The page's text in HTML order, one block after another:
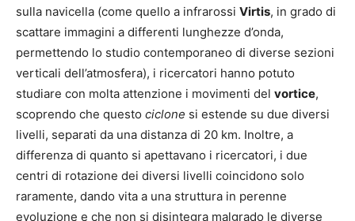
sulla navicella (come quello a infrarossi Virtis, in grado di
scattare immagini a differenti lunghezze d’onda,
permettendo lo studio contemporaneo di diverse sezioni
verticali dell’atmosfera), i ricercatori hanno potuto
studiare con molta attenzione i movimenti del vortice,
scoprendo che questo ciclone si estende su due diversi
livelli, separati da una distanza di 20 km. Inoltre, a
differenza di quanto si apettavano i ricercatori, i due
centri di rotazione dei diversi livelli coincidono solo
raramente, dando vita a una struttura in perenne
evoluzione e che non si disintegra malgrado le diverse